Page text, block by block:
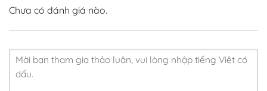
Chưa có đánh giá nào.